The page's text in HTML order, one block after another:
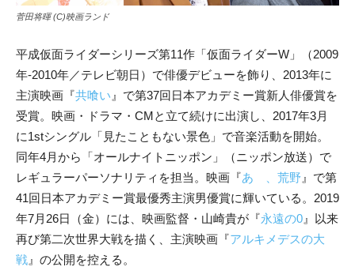
菅田将暉 (C)映画ランド
平成仮面ライダーシリーズ第11作「仮面ライダーW」（2009
年-2010年／テレビ朝日）で俳優デビューを飾り、2013年に
主演映画『共喰い 』で第37回日本アカデミー賞新人俳優賞を
受賞。映画・ドラマ・CMと立て続けに出演し、2017年3月
に1stシングル「見たこともない景色」で音楽活動を開始。
同年4月から「オールナイトニッポン」（ニッポン放送）で
レギュラーパーソナリティを担当。映画『あゝ、荒野 』で第
41回日本アカデミー賞最優秀主演男優賞に輝いている。2019
年7月26日（金）には、映画監督・山崎貴が『永遠の0 』以来
再び第二次世界大戦を描く、主演映画『アルキメデスの大
戦 』の公開を控える。